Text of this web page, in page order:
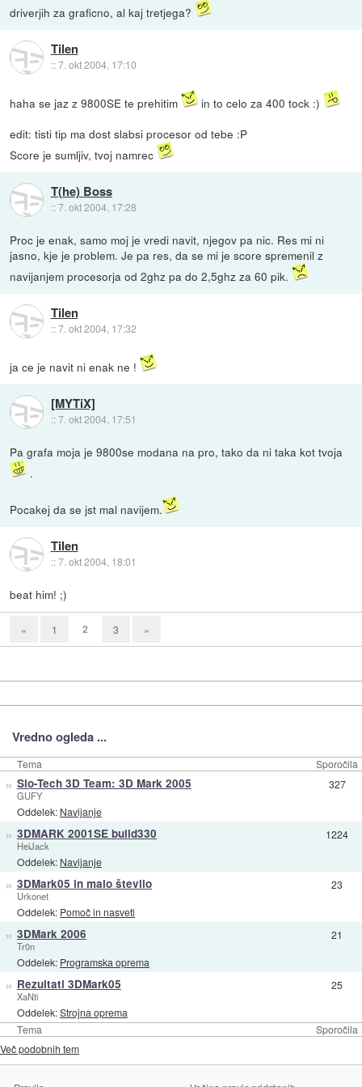
driverjih za graficno, al kaj tretjega?
Tilen
::7. okt 2004, 17:10
haha se jaz z 9800SE te prehitim
in to celo za 400 tock :)
edit: tisti tip ma dost slabsi procesor od tebe :P
Score je sumljiv, tvoj namrec
T(he) Boss
::7. okt 2004, 17:28
Proc je enak, samo moj je vredi navit, njegov pa nic. Res mi ni
jasno, kje je problem. Je pa res, da se mi je score spremenil z
navijanjem procesorja od 2ghz pa do 2,5ghz za 60 pik.
Tilen
::7. okt 2004, 17:32
ja ce je navit ni enak ne !
[MYTiX]
::7. okt 2004, 17:51
Pa grafa moja je 9800se modana na pro, tako da ni taka kot tvoja
.
Pocakej da se jst mal navijem.
Tilen
::7. okt 2004, 18:01
beat him! ;)
« 1 2 3 »
Vredno ogleda ...
Tema Sporočila
Tema Sporočila
» Slo-Tech 3D Team: 3D Mark 2005
GUFY
Oddelek: Navijanje
327
» 3DMARK 2001SE build330
HeiJack
Oddelek: Navijanje
1224
» 3DMark05 in malo število
Urkonet
Oddelek: Pomoč in nasveti
23
» 3DMark 2006
Tr0n
Oddelek: Programska oprema
21
» Rezultati 3DMark05
XaNti
Oddelek:Strojna oprema
25
Več podobnih tem